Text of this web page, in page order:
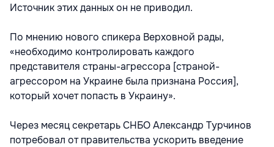
Источник этих данных он не приводил.
По мнению нового спикера Верховной рады,​
«необходимо контролировать каждого
представителя страны-агрессора [страной-
агрессором на Украине была признана Россия],
который хочет попасть в Украину».
Через месяц секретарь СНБО Александр Турчинов
потребовал от правительства ускорить введение